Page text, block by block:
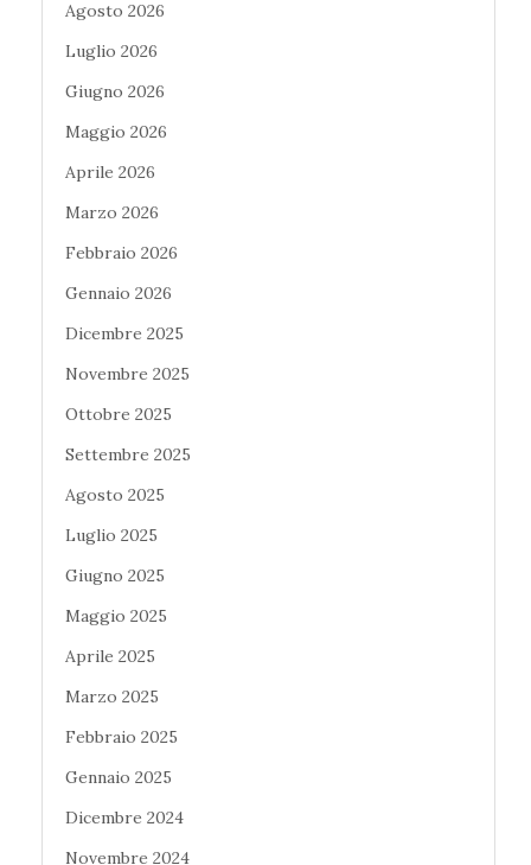
Agosto 2026
Luglio 2026
Giugno 2026
Maggio 2026
Aprile 2026
Marzo 2026
Febbraio 2026
Gennaio 2026
Dicembre 2025
Novembre 2025
Ottobre 2025
Settembre 2025
Agosto 2025
Luglio 2025
Giugno 2025
Maggio 2025
Aprile 2025
Marzo 2025
Febbraio 2025
Gennaio 2025
Dicembre 2024
Novembre 2024